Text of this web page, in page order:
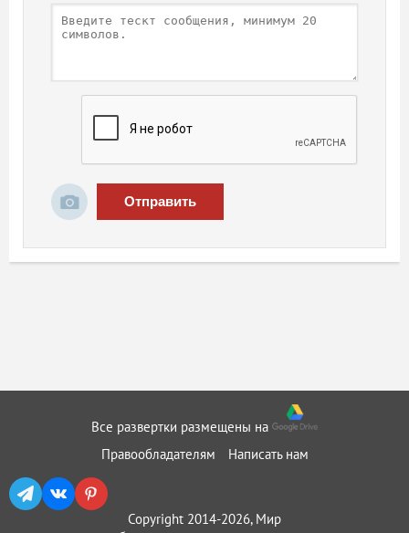
Отправить
Все развертки размещены на
Правообладателям
Написать нам
Copyright 2014-2026, Мир